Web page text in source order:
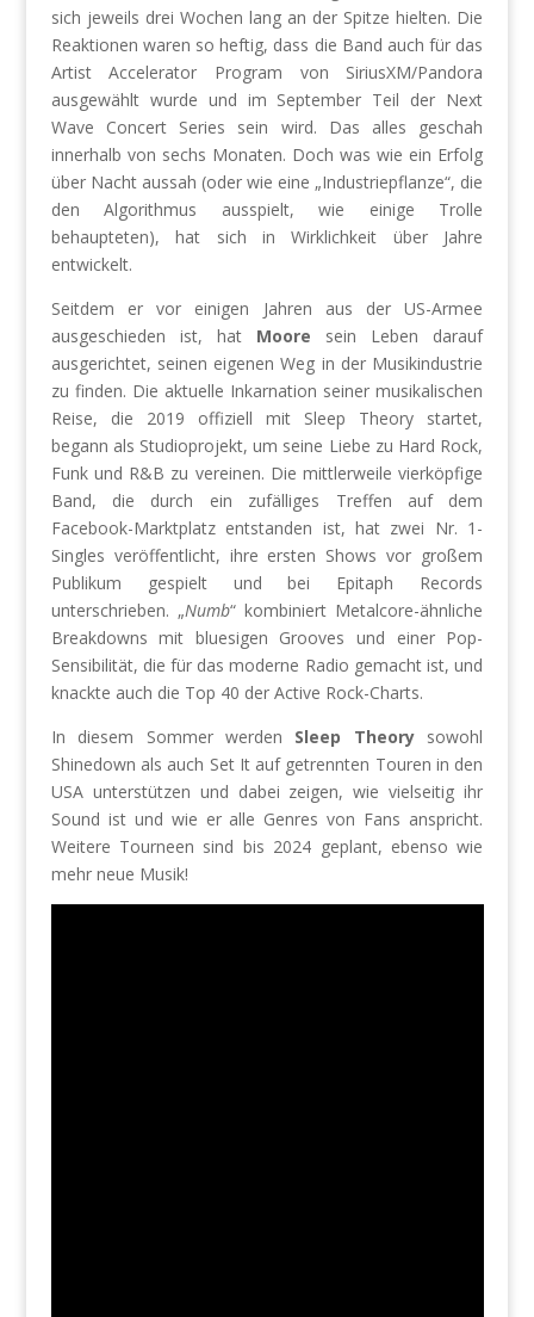
sich jeweils drei Wochen lang an der Spitze hielten. Die
Reaktionen waren so heftig, dass die Band auch für das
Artist Accelerator Program von SiriusXM/Pandora
ausgewählt wurde und im September Teil der Next
Wave Concert Series sein wird. Das alles geschah
innerhalb von sechs Monaten. Doch was wie ein Erfolg
über Nacht aussah (oder wie eine „Industriepflanze“, die
den Algorithmus ausspielt, wie einige Trolle
behaupteten), hat sich in Wirklichkeit über Jahre
entwickelt.
Seitdem er vor einigen Jahren aus der US-Armee
ausgeschieden ist, hat Moore sein Leben darauf
ausgerichtet, seinen eigenen Weg in der Musikindustrie
zu finden. Die aktuelle Inkarnation seiner musikalischen
Reise, die 2019 offiziell mit Sleep Theory startet,
begann als Studioprojekt, um seine Liebe zu Hard Rock,
Funk und R&B zu vereinen. Die mittlerweile vierköpfige
Band, die durch ein zufälliges Treffen auf dem
Facebook-Marktplatz entstanden ist, hat zwei Nr. 1-
Singles veröffentlicht, ihre ersten Shows vor großem
Publikum gespielt und bei Epitaph Records
unterschrieben. „Numb“ kombiniert Metalcore-ähnliche
Breakdowns mit bluesigen Grooves und einer Pop-
Sensibilität, die für das moderne Radio gemacht ist, und
knackte auch die Top 40 der Active Rock-Charts.
In diesem Sommer werden Sleep Theorysowohl
Shinedown als auch Set It auf getrennten Touren in den
USA unterstützen und dabei zeigen, wie vielseitig ihr
Sound ist und wie er alle Genres von Fans anspricht.
Weitere Tourneen sind bis 2024 geplant, ebenso wie
mehr neue Musik!